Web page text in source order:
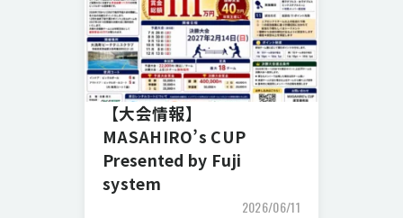
【大会情報】
MASAHIRO’s CUP
Presented by Fuji
system
2026/06/11